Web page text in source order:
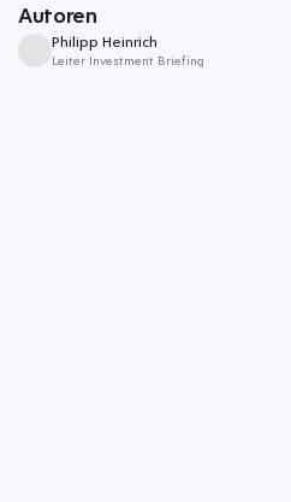
Autoren
Philipp Heinrich
Leiter Investment Briefing